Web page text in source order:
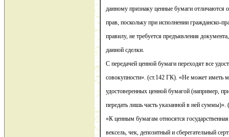
данному признаку ценные бумаги отличаются
прав, поскольку при исполнении гражданско-
правилу, не требуется предъявления
данной сделки.
С передачей ценной бумаги переходят все
совокупности». (ст.142 ГК). «Не может иметь
удостоверенных ценной бумагой (например,
передать лишь часть указанной в ней суммы)».
«К ценным бумагам относятся
вексель, чек, депозитный и сберегательный